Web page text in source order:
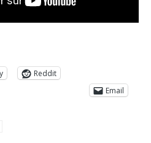
Reddit
Email